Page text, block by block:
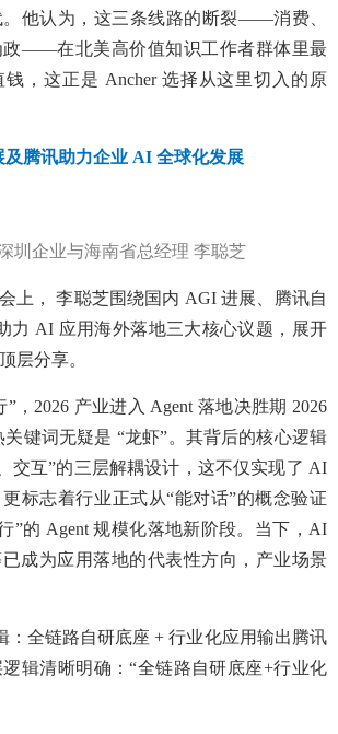
他认为，这三条线路的断裂——消费、
政——在北美高价值知识工作者群体里最
，这正是 Ancher 选择从这里切入的原
及腾讯助力企业 AI 全球化发展
圳企业与海南省总经理 李聪芝
上， 李聪芝围绕国内 AGI 进展、腾讯自
力 AI 应用海外落地三大核心议题，展开
层分享。
”，2026 产业进入 Agent 落地决胜期 2026
键词无疑是 “龙虾”。其背后的核心逻辑
交互”的三层解耦设计，这不仅实现了 AI
标志着行业正式从“能对话”的概念验证
”的 Agent 规模化落地新阶段。当下，AI
成为应用落地的代表性方向，产业场景
：全链路自研底座 + 行业化应用输出腾讯
辑清晰明确：“全链路自研底座+行业化